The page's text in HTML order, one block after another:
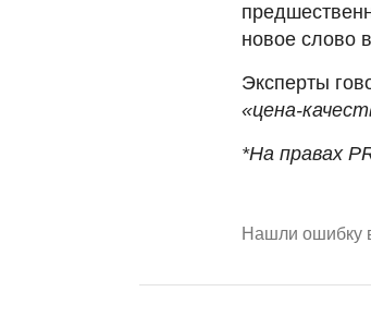
новое слово
Эксперты
«цена-
*На правах
Нашли ошибку